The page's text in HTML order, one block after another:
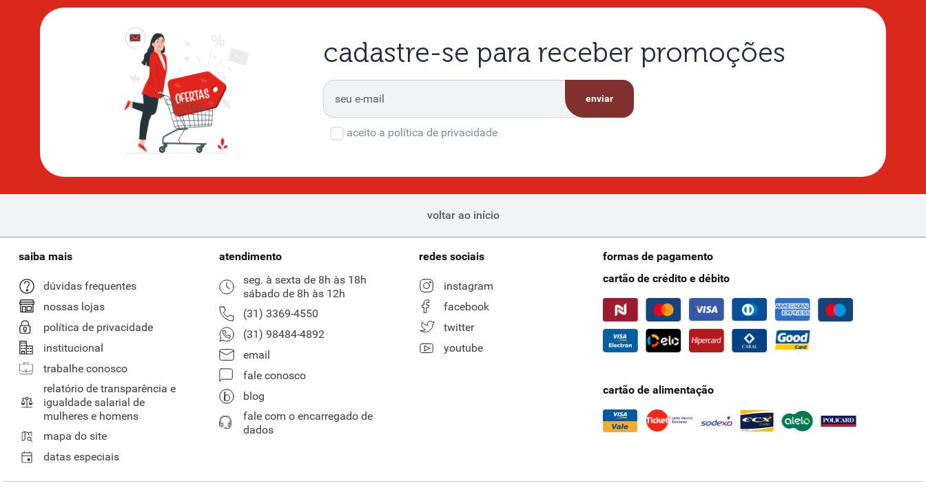
cadastre-se para receber promoções
enviar
aceito a política de privacidade
voltar ao início
saiba mais
dúvidas frequentes
nossas lojas
política de privacidade
institucional
trabalhe conosco
relatório de transparência e
igualdade salarial de
mulheres e homens
mapa do site
datas especiais
atendimento
seg. à sexta de 8h às 18h
sábado de 8h às 12h
(31) 3369-4550
(31) 98484-4892
email
fale conosco
blog
fale com o encarregado de
dados
redes sociais
instagram
facebook
twitter
youtube
formas de pagamento
cartão de crédito e débito
cartão de alimentação